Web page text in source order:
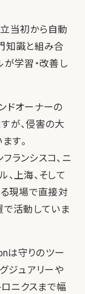
当初から自動
知識と組み合
が学習・改善し
ドオーナーの
が、侵害の大
す。
ランシスコ、ニ
、上海、そして
る現場で直接対
で活動していま
は守りのツー
ジュアリーや
ロニクスまで幅